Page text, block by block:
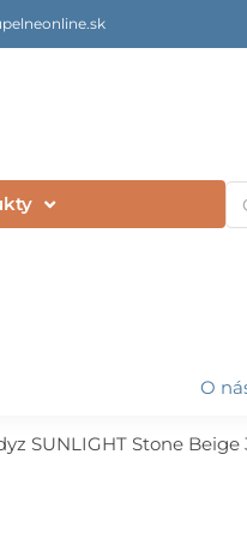
O
SUNLIGHT Stone Beige